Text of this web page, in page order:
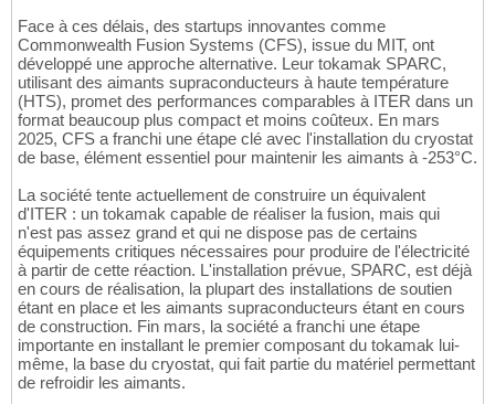
Face à ces délais, des startups innovantes comme
Commonwealth Fusion Systems (CFS), issue du MIT, ont
développé une approche alternative. Leur tokamak SPARC,
utilisant des aimants supraconducteurs à haute température
(HTS), promet des performances comparables à ITER dans un
format beaucoup plus compact et moins coûteux. En mars
2025, CFS a franchi une étape clé avec l'installation du cryostat
de base, élément essentiel pour maintenir les aimants à -253°C.
La société tente actuellement de construire un équivalent
d'ITER : un tokamak capable de réaliser la fusion, mais qui
n'est pas assez grand et qui ne dispose pas de certains
équipements critiques nécessaires pour produire de l'électricité
à partir de cette réaction. L'installation prévue, SPARC, est déjà
en cours de réalisation, la plupart des installations de soutien
étant en place et les aimants supraconducteurs étant en cours
de construction. Fin mars, la société a franchi une étape
importante en installant le premier composant du tokamak lui-
même, la base du cryostat, qui fait partie du matériel permettant
de refroidir les aimants.